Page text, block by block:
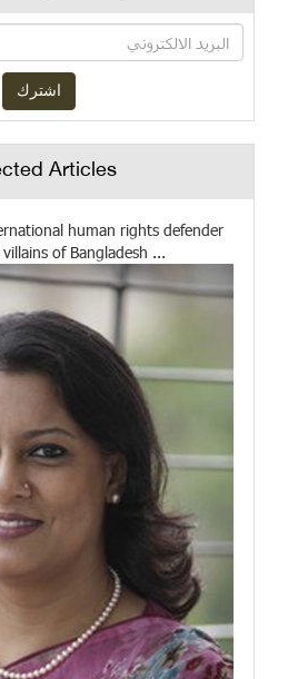
Articles
human rights defender
of Bangladesh ...